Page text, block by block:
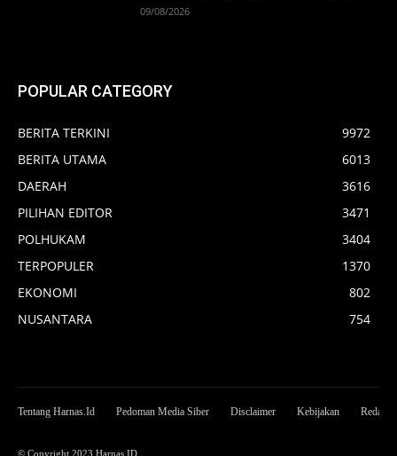
09/08/2026
POPULAR CATEGORY
BERITA TERKINI
9972
BERITA UTAMA
6013
DAERAH
3616
PILIHAN EDITOR
3471
POLHUKAM
3404
TERPOPULER
1370
EKONOMI
802
NUSANTARA
754
Tentang Harnas.Id Pedoman Media Siber Disclaimer Kebijakan Redaksi
© Copyright 2023 Harnas ID